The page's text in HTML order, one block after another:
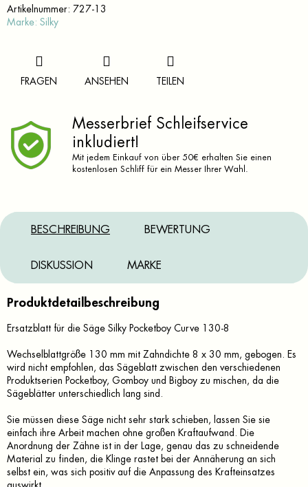
Artikelnummer: 727-13
Marke: Silky
FRAGEN ANSEHEN TEILEN
Messerbrief Schleifservice
inkludiert!
Mit jedem Einkauf von über 50€ erhalten Sie einen
kostenlosen Schliff für ein Messer Ihrer Wahl.
BESCHREIBUNG BEWERTUNG
DISKUSSION MARKE
Produktdetailbeschreibung
Ersatzblatt für die Säge Silky Pocketboy Curve 130-8
Wechselblattgröße 130 mm mit Zahndichte 8 x 30 mm, gebogen. Es
wird nicht empfohlen, das Sägeblatt zwischen den verschiedenen
Produktserien Pocketboy, Gomboy und Bigboy zu mischen, da die
Sägeblätter unterschiedlich lang sind.
Sie müssen diese Säge nicht sehr stark schieben, lassen Sie sie
einfach ihre Arbeit machen ohne großen Kraftaufwand. Die
Anordnung der Zähne ist in der Lage, genau das zu schneidende
Material zu finden, die Klinge rastet bei der Annäherung an sich
selbst ein, was sich positiv auf die Anpassung des Krafteinsatzes